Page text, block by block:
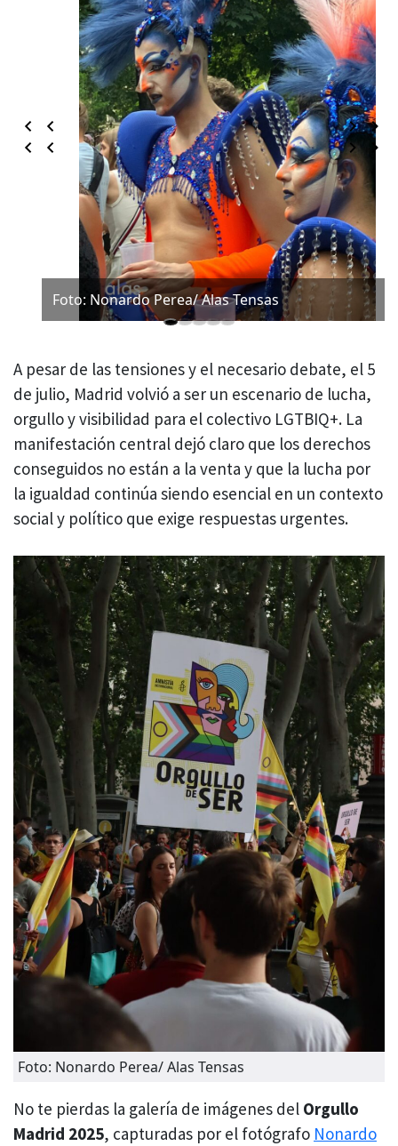
Foto: Nonardo Perea/ Alas Tensas
A pesar de las tensiones y el necesario debate, el 5
de julio, Madrid volvió a ser un escenario de lucha,
orgullo y visibilidad para el colectivo LGTBIQ+. La
manifestación central dejó claro que los derechos
conseguidos no están a la venta y que la lucha por
la igualdad continúa siendo esencial en un contexto
social y político que exige respuestas urgentes.
Foto: Nonardo Perea/ Alas Tensas
No te pierdas la galería de imágenes del Orgullo
Madrid 2025, capturadas por el fotógrafo Nonardo